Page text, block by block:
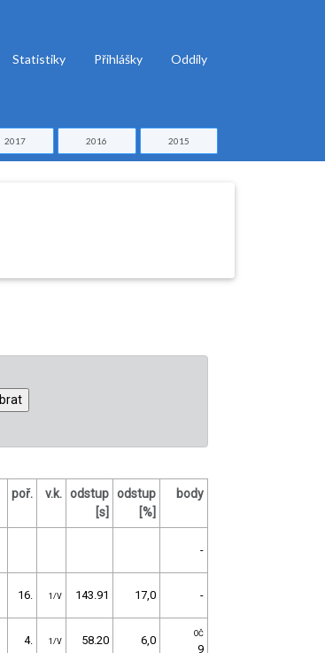
Statistiky Přihlášky Oddíly
2017 2016 2015
poř. v.k. odstup
[s]
odstup
[%]
body
-
16. 1/V 143.91 17,0 -
4. 1/V 58.20 6,0 OČ
9